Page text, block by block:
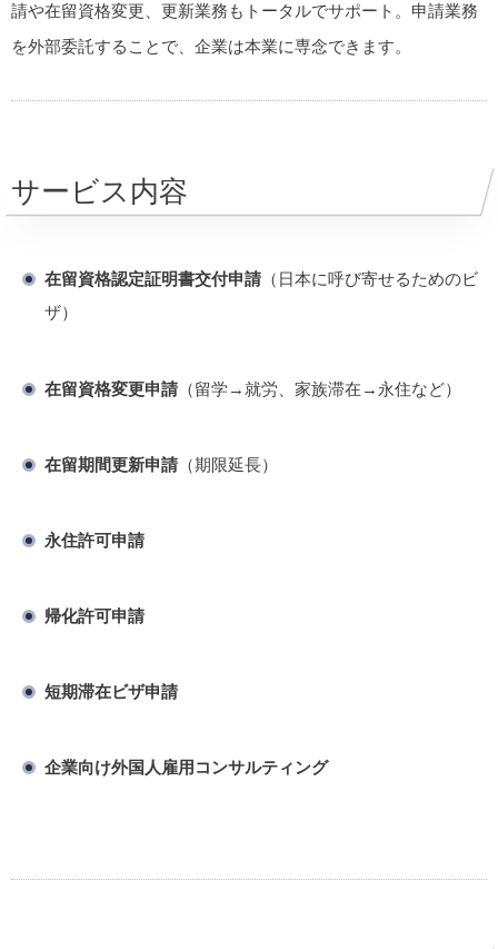
請や在留資格変更、更新業務もトータルでサポート。申請業務
を外部委託することで、企業は本業に専念できます。
サービス内容
在留資格認定証明書交付申請 （日本に呼び寄せるためのビ
ザ）
在留資格変更申請 （留学→就労、家族滞在→永住など）
在留期間更新申請 （期限延長）
永住許可申請
帰化許可申請
短期滞在ビザ申請
企業向け外国人雇用コンサルティング